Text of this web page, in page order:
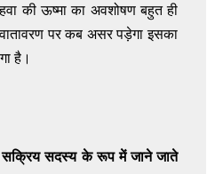
हवा कीऊष्मा का अवशोषण बहुत ही
वातावरण पर कब असर पड़ेगा इसका
है।
सदस्य के रूप में जाने जाते